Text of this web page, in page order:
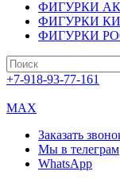
ФИГУРКИ
ФИГУРКИ
ФИГУРКИ
+7-918-93-77-161
MAX
Заказать
Мы в телеграм
WhatsApp